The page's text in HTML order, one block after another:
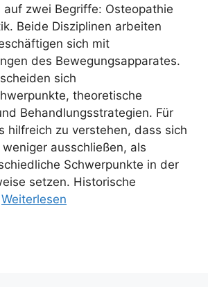
auf zwei Begriffe: Osteopathie
Beide Disziplinen arbeiten
sich mit
des Bewegungsapparates.
sich
theoretische
Behandlungsstrategien. Für
hilfreich zu verstehen, dass sich
ausschließen, als
Schwerpunkte in der
setzen. Historische
Weiterlesen